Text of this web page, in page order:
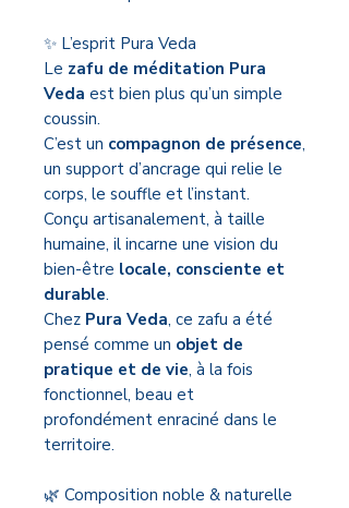
✨ L’esprit Pura Veda
Le zafu de méditation Pura
Veda est bien plus qu’un simple
coussin.
C’est un compagnon de présence,
un support d’ancrage qui relie le
corps, le souffle et l’instant.
Conçu artisanalement, à taille
humaine, il incarne une vision du
bien-être locale, consciente et
durable.
Chez Pura Veda, ce zafu a été
pensé comme un objet de
pratique et de vie, à la fois
fonctionnel, beau et
profondément enraciné dans le
territoire.
🌿 Composition noble & naturelle